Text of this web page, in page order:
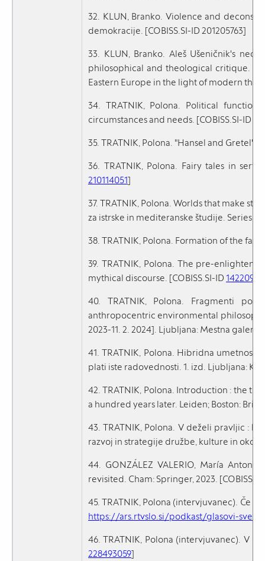
32. KLUN, Branko. Violence and
demokracije. [COBISS.SI-ID 201205763]
33. KLUN, Branko. Aleš Ušeničnik's
philosophical and theological critique. V:
Eastern Europe in the light of modern
34. TRATNIK, Polona. Political
circumstances and needs. [COBISS.SI-ID
35. TRATNIK, Polona. "Hansel and
36. TRATNIK, Polona. Fairy tales in
210114051]
37. TRATNIK, Polona. Worlds that make
za istrske in mediteranske študije. Series
38. TRATNIK, Polona. Formation of the
39. TRATNIK, Polona. The pre-
mythical discourse. [COBISS.SI-ID
40. TRATNIK, Polona. Fragmenti
anthropocentric environmental philosophy
2023-11. 2. 2024]. Ljubljana: Mestna
41. TRATNIK, Polona. Hibridna umetnost
plati iste radovednosti. 1. izd. Ljubljana:
42. TRATNIK, Polona. Introduction : the
a hundred years later. Leiden; Boston: Brill,
43. TRATNIK, Polona. V deželi pravljic : k
razvoj in strategije družbe, kulture in
44. GONZÁLEZ VALERIO, María
revisited. Cham: Springer, 2023.
45. TRATNIK, Polona (intervjuvanec). Če
https://ars.rtvslo.si/podkast/glasovi-
46. TRATNIK, Polona (intervjuvanec). V
228493059]